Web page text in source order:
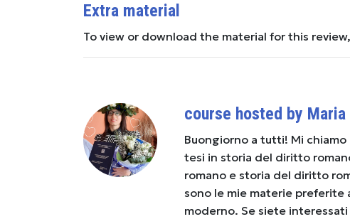
Extra material
To view or download the material for this review,
course hosted by Maria
Buongiorno a tutti! Mi chiamo
tesi in storia del diritto
romano e storia del diritto
sono le mie materie
moderno. Se siete